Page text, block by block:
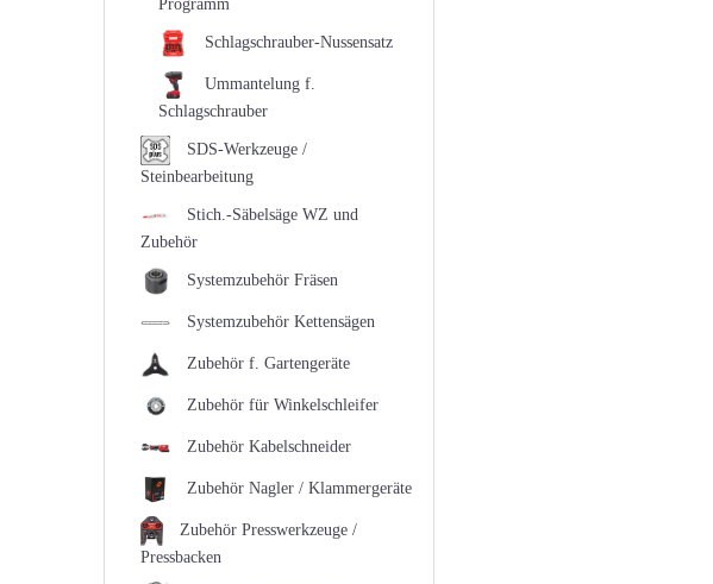
Programm
Schlagschrauber-Nussensatz
Ummantelung f.
Schlagschrauber
SDS-Werkzeuge /
Steinbearbeitung
Stich.-Säbelsäge WZ und
Zubehör
Systemzubehör Fräsen
Systemzubehör Kettensägen
Zubehör f. Gartengeräte
Zubehör für Winkelschleifer
Zubehör Kabelschneider
Zubehör Nagler / Klammergeräte
Zubehör Presswerkzeuge /
Pressbacken